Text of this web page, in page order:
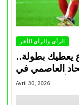
الرأي والرأي الأخر
يعطيك بطولة..
العاصمي في
آخر السنوات
Avril 30, 2026